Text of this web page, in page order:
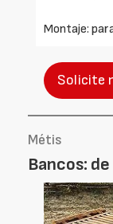
Montaje:
Solicite
Métis
Bancos: